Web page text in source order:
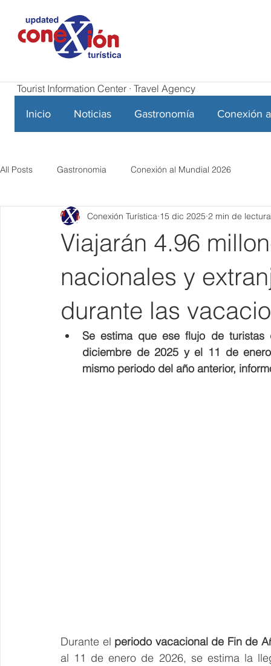
Tourist Information Center · Travel Agency
Inicio Noticias Gastronomía Conexión
All Posts Gastronomia Conexión al Mundial 2026
Viajarán 4.96
nacionales y
durante las
Conexión Turística 15 dic 2025 2 min de lectura
Se estima que ese flujo de
diciembre de 2025 y el 11 de
mismo periodo del año anterior,
Durante el periodo vacacional de Fin de
al 11 de enero de 2026, se estima la